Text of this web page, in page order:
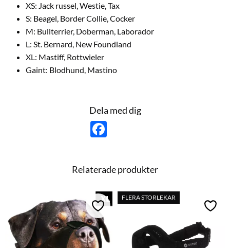
XS: Jack russel, Westie, Tax
S: Beagel, Border Collie, Cocker
M: Bullterrier, Doberman, Laborador
L: St. Bernard, New Foundland
XL: Mastiff, Rottwieler
Gaint: Blodhund, Mastino
Dela med dig
F
o
o
Relaterade produkter
Lägg till i favoriter
FLERA STORLEKAR
Lägg